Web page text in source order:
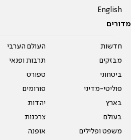
English
מדורים
חדשות
מבזקים
ביטחוני
פוליטי-מדיני
בארץ
בעולם
משפט ופלילים
העולם הערבי
תרבות ופנאי
ספורט
פורומים
יהדות
צרכנות
אופנה